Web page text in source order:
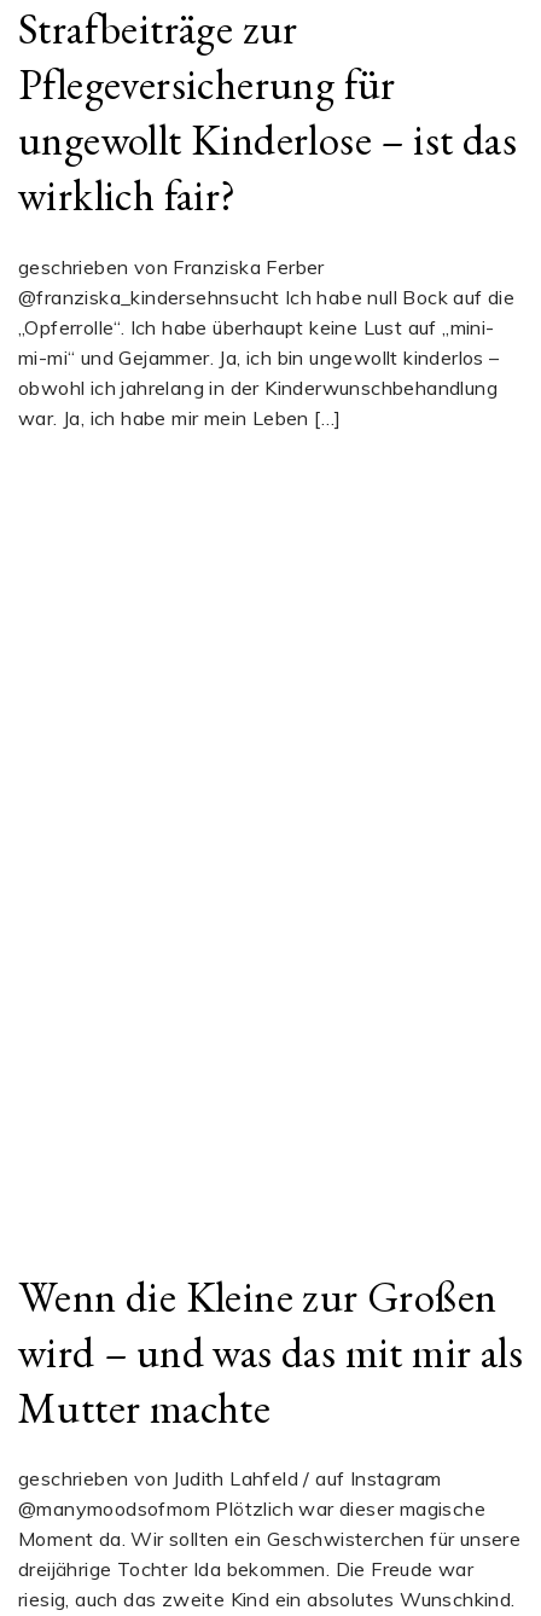
Strafbeiträge zur
Pflegeversicherung für
ungewollt Kinderlose – ist das
wirklich fair?
geschrieben von Franziska Ferber
@franziska_kindersehnsucht Ich habe null Bock auf die
„Opferrolle“. Ich habe überhaupt keine Lust auf „mini-
mi-mi“ und Gejammer. Ja, ich bin ungewollt kinderlos –
obwohl ich jahrelang in der Kinderwunschbehandlung
war. Ja, ich habe mir mein Leben […]
Wenn die Kleine zur Großen
wird – und was das mit mir als
Mutter machte
geschrieben von Judith Lahfeld / auf Instagram
@manymoodsofmom Plötzlich war dieser magische
Moment da. Wir sollten ein Geschwisterchen für unsere
dreijährige Tochter Ida bekommen. Die Freude war
riesig, auch das zweite Kind ein absolutes Wunschkind.